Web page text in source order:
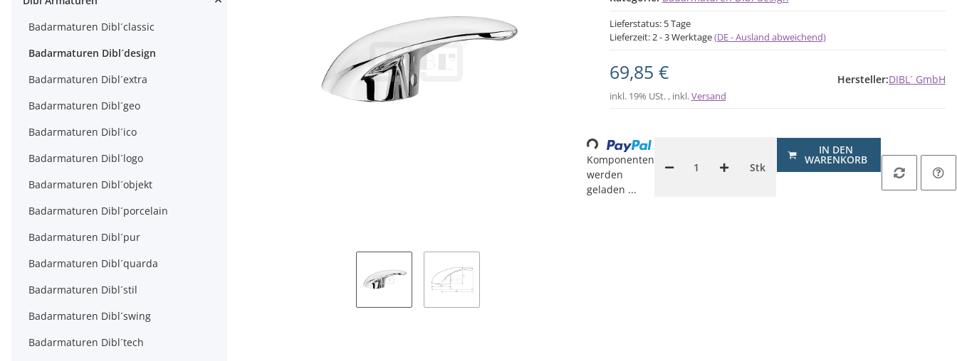
Lieferstatus: 5 Tage
Lieferzeit:2 - 3 Werktage(DE - Ausland abweichend)
69,85 €
inkl. 19% USt. , inkl.Versand
Hersteller:DIBL´ GmbH
Stk
IN DEN
WARENKORB
Loading...
Komponenten
werden
geladen ...
Badarmaturen Dibl´classic
Badarmaturen Dibl´design
Badarmaturen Dibl´extra
Badarmaturen Dibl´geo
Badarmaturen Dibl´ico
Badarmaturen Dibl´logo
Badarmaturen Dibl´objekt
Badarmaturen Dibl´porcelain
Badarmaturen Dibl´pur
Badarmaturen Dibl´quarda
Badarmaturen Dibl´stil
Badarmaturen Dibl´swing
Badarmaturen Dibl´tech